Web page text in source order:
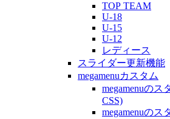
TOP TEAM
U-18
U-15
U-12
レディース
スライダー更新機能
megamenuカスタム
megamenuのス
CSS)
megamenuのス